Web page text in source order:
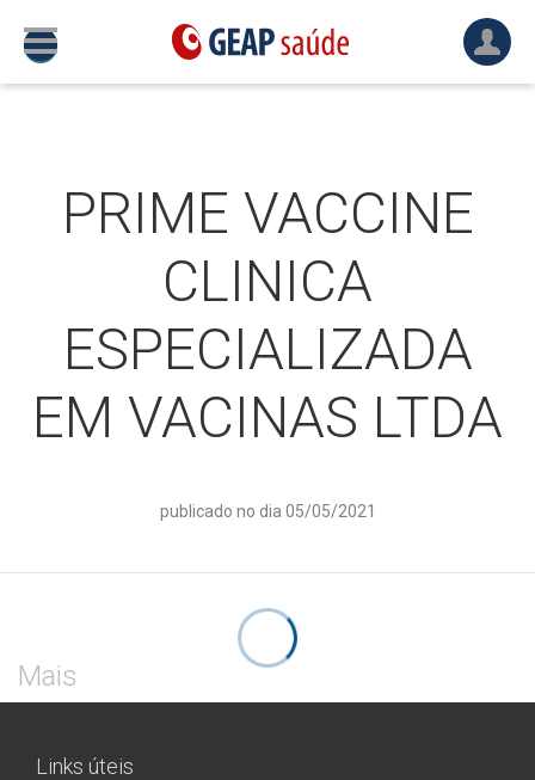
PRIME VACCINE
CLINICA
ESPECIALIZADA
EM VACINAS LTDA
publicado no dia 05/05/2021
Mais
Links úteis